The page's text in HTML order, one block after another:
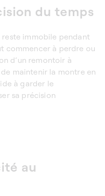
du temps
immobile pendant
commencer à perdre ou
d’un remontoir à
maintenir la montre en
à garder le
sa précision
au